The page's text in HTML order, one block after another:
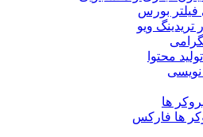
بورس
تریدینگ ویو
محتوا
نویسی
ها
ها فارکس